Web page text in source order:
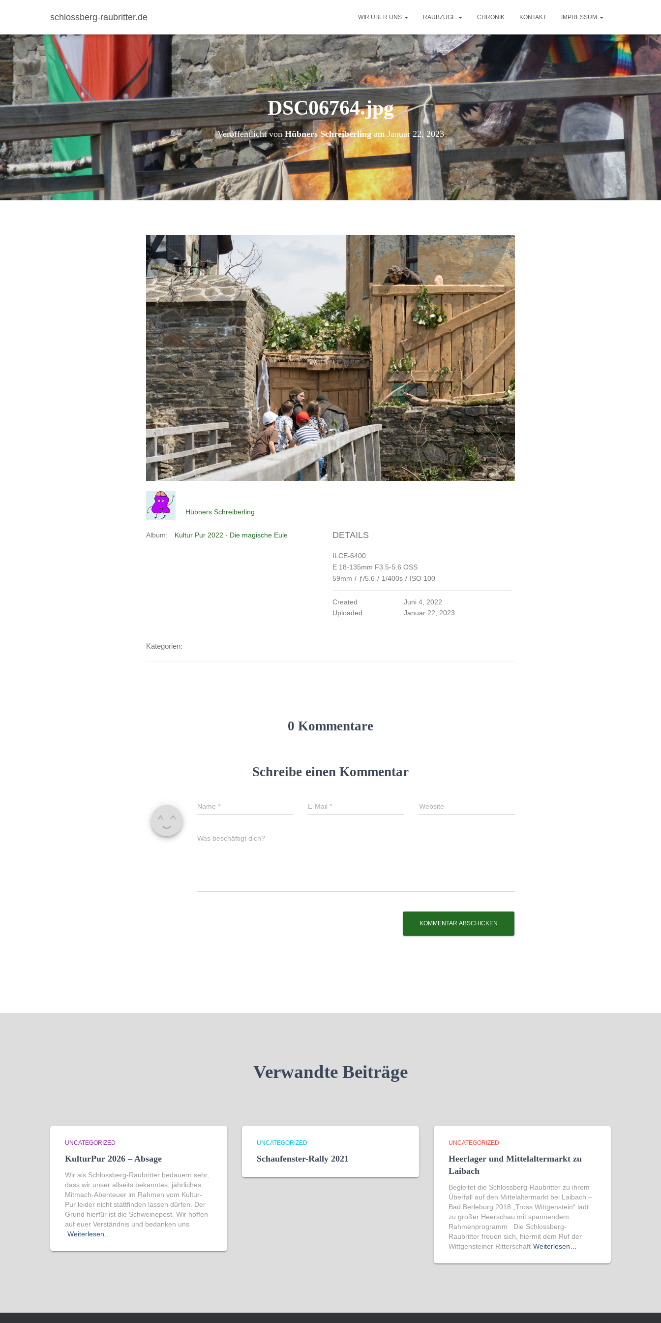
schlossberg-raubritter.de WIR ÜBER UNS RAUBZÜGE CHRONIK KONTAKT IMPRESSUM
DSC06764.jpg
Veröffentlicht vonHübners SchreiberlingamJanuar 22, 2023
Hübners Schreiberling
Album: Kultur Pur 2022 - Die magische Eule DETAILS
ILCE-6400
E 18-135mm F3.5-5.6 OSS
59mm / ƒ/5.6 / 1/400s / ISO 100
Created
Juni 4, 2022
Uploaded
Januar 22, 2023
Kategorien:
0 Kommentare
Schreibe einen Kommentar
Name * E-Mail* Website
Was beschäftigt dich?
Verwandte Beiträge
UNCATEGORIZED
KulturPur 2026 – Absage
Wir als Schlossberg-Raubritter bedauern sehr,
dass wir unser allseits bekanntes, jährliches
Mitmach-Abenteuer im Rahmen vom Kultur-
Pur leider nicht stattfinden lassen dürfen. Der
Grund hierfür ist die Schweinepest. Wir hoffen
auf euer Verständnis und bedanken uns
Weiterlesen…
UNCATEGORIZED
Schaufenster-Rally 2021
UNCATEGORIZED
Heerlager und Mittelaltermarkt zu
Laibach
Begleitet die Schlossberg-Raubritter zu ihrem
Überfall auf den Mittelaltermarkt bei Laibach –
Bad Berleburg 2018 „Tross Wittgenstein“ lädt
zu großer Heerschau mit spannendem
Rahmenprogramm Die Schlossberg-
Raubritter freuen sich, hiermit dem Ruf der
Wittgensteiner Ritterschaft Weiterlesen…